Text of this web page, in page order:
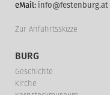
eMail: info@festenburg.at
Zur Anfahrtsskizze
BURG
Geschichte
Kirche